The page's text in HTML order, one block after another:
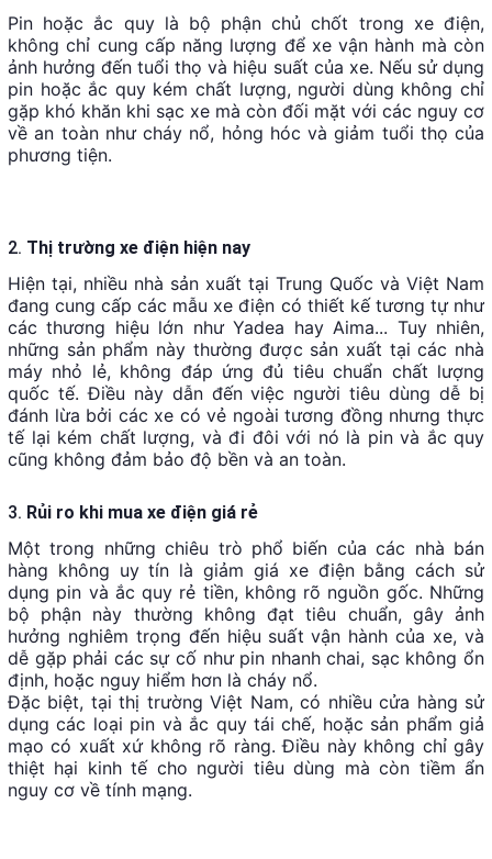
Pin hoặc ắc quy là bộ phận chủ chốt trong xe điện,
không chỉ cung cấp năng lượng để xe vận hành mà còn
ảnh hưởng đến tuổi thọ và hiệu suất của xe. Nếu sử dụng
pin hoặc ắc quy kém chất lượng, người dùng không chỉ
gặp khó khăn khi sạc xe mà còn đối mặt với các nguy cơ
về an toàn như cháy nổ, hỏng hóc và giảm tuổi thọ của
phương tiện.
2. Thị trường xe điện hiện nay
Hiện tại, nhiều nhà sản xuất tại Trung Quốc và Việt Nam
đang cung cấp các mẫu xe điện có thiết kế tương tự như
các thương hiệu lớn như Yadea hay Aima... Tuy nhiên,
những sản phẩm này thường được sản xuất tại các nhà
máy nhỏ lẻ, không đáp ứng đủ tiêu chuẩn chất lượng
quốc tế. Điều này dẫn đến việc người tiêu dùng dễ bị
đánh lừa bởi các xe có vẻ ngoài tương đồng nhưng thực
tế lại kém chất lượng, và đi đôi với nó là pin và ắc quy
cũng không đảm bảo độ bền và an toàn.
3. Rủi ro khi mua xe điện giá rẻ
Một trong những chiêu trò phổ biến của các nhà bán
hàng không uy tín là giảm giá xe điện bằng cách sử
dụng pin và ắc quy rẻ tiền, không rõ nguồn gốc. Những
bộ phận này thường không đạt tiêu chuẩn, gây ảnh
hưởng nghiêm trọng đến hiệu suất vận hành của xe, và
dễ gặp phải các sự cố như pin nhanh chai, sạc không ổn
định, hoặc nguy hiểm hơn là cháy nổ.
Đặc biệt, tại thị trường Việt Nam, có nhiều cửa hàng sử
dụng các loại pin và ắc quy tái chế, hoặc sản phẩm giả
mạo có xuất xứ không rõ ràng. Điều này không chỉ gây
thiệt hại kinh tế cho người tiêu dùng mà còn tiềm ẩn
nguy cơ về tính mạng.